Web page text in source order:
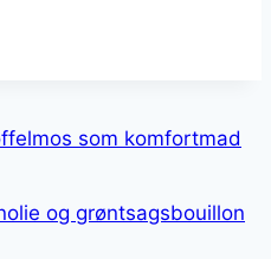
som komfortmad
og grøntsagsbouillon